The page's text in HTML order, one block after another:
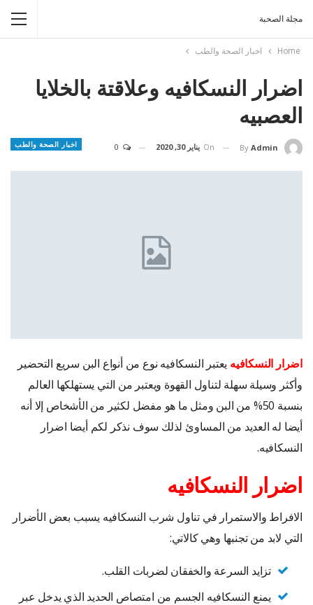
مجلة الصحبة
Home اخبار الصحة والطب
اضرار النسكافيه وعلاقتة بالخلايا
العصبيه
اخبار الصحة والطب By Admin
On يناير 30, 2020
اضرار النسكافيه يعتبر النسكافيه نوع من أنواع البن سريع التحضير
وأكثر وسيلة سهلة لتناول القهوة ويعتبر من التي يستهلكها العالم
بنسبة 50% من البن ومثل ما هو مفضل لكثير من الأشخاص إلا أنه
أيضا له العديد من المساوئ لذلك سوف نذكر لكم أيضا اضرار
النسكافيه.
اضرار النسكافيه
الافراط والاستمرار في تناول شرب النسكافيه يسبب بعض الأضرار
التي لابد من تجنبها وهي كالاتي:
تزايد السرعة والخفقان لضربات القلب.
يمنع النسكافيه الجسم من امتصاص الحديد الذي يدخل عبر